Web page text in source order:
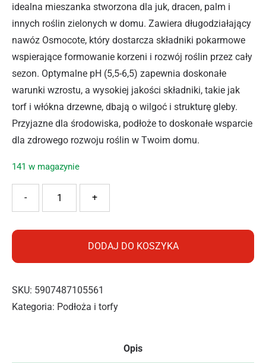
idealna mieszanka stworzona dla juk, dracen, palm i
innych roślin zielonych w domu. Zawiera długodziałający
nawóz Osmocote, który dostarcza składniki pokarmowe
wspierające formowanie korzeni i rozwój roślin przez cały
sezon. Optymalne pH (5,5-6,5) zapewnia doskonałe
warunki wzrostu, a wysokiej jakości składniki, takie jak
torf i włókna drzewne, dbają o wilgoć i strukturę gleby.
Przyjazne dla środowiska, podłoże to doskonałe wsparcie
dla zdrowego rozwoju roślin w Twoim domu.
141 w magazynie
+
-
DODAJ DO KOSZYKA
SKU: 5907487105561
Kategoria: Podłoża i torfy
Opis